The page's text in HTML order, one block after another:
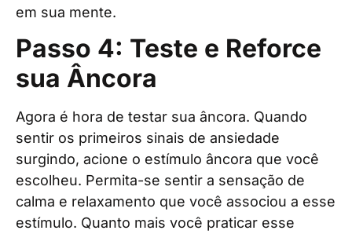
em sua mente.
Passo 4: Teste e Reforce
sua Âncora
Agora é hora de testar sua âncora. Quando
sentir os primeiros sinais de ansiedade
surgindo, acione o estímulo âncora que você
escolheu. Permita-se sentir a sensação de
calma e relaxamento que você associou a esse
estímulo. Quanto mais você praticar esse